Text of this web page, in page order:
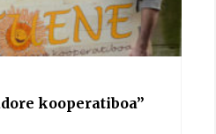
laburpen bideoa Hamaika
kooperatiboa”